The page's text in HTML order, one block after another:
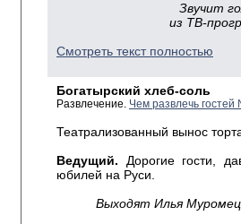
Звучит
из ТВ-
Смотреть текст полностью
Богатырский хлеб-соль
Развлечение. Чем развлечь
Театрализованный вынос
Ведущий. Дорогие гости,
юбилей на Руси.
Выходят Илья